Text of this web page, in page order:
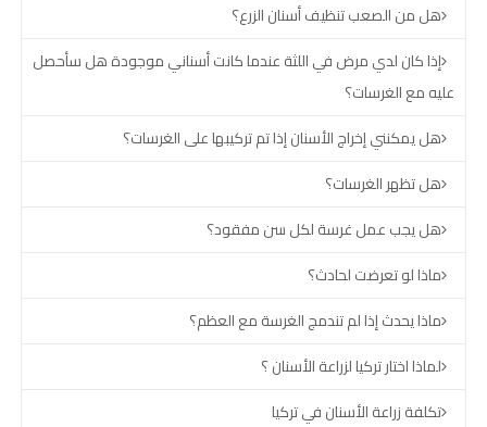
هل من الصعب تنظيف أسنان الزرع؟
إذا كان لدي مرض في اللثة عندما كانت أسناني موجودة هل سأحصل
عليه مع الغرسات؟
هل يمكنني إخراج الأسنان إذا تم تركيبها على الغرسات؟
هل تظهر الغرسات؟
هل يجب عمل غرسة لكل سن مفقود؟
ماذا لو تعرضت لحادث؟
ماذا يحدث إذا لم تندمج الغرسة مع العظم؟
لماذا اختار تركيا لزراعة الأسنان ؟
تكلفة زراعة الأسنان في تركيا